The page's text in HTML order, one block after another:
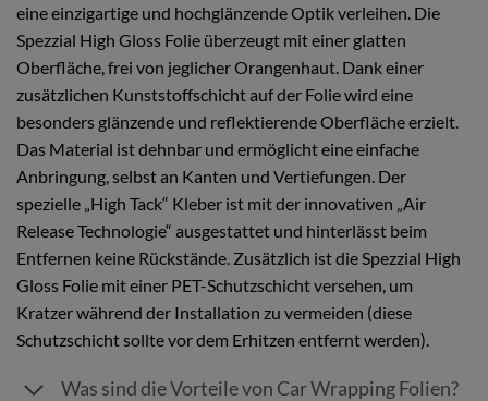
eine einzigartige und hochglänzende Optik verleihen. Die
Spezzial High Gloss Folie überzeugt mit einer glatten
Oberfläche, frei von jeglicher Orangenhaut. Dank einer
zusätzlichen Kunststoffschicht auf der Folie wird eine
besonders glänzende und reflektierende Oberfläche erzielt.
Das Material ist dehnbar und ermöglicht eine einfache
Anbringung, selbst an Kanten und Vertiefungen. Der
spezielle „High Tack“ Kleber ist mit der innovativen „Air
Release Technologie“ ausgestattet und hinterlässt beim
Entfernen keine Rückstände. Zusätzlich ist die Spezzial High
Gloss Folie mit einer PET-Schutzschicht versehen, um
Kratzer während der Installation zu vermeiden (diese
Schutzschicht sollte vor dem Erhitzen entfernt werden).
Was sind die Vorteile von Car Wrapping Folien?